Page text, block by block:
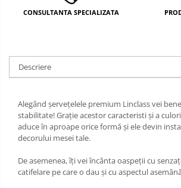
DECOR BABY SHOWER
CONSULTANTA SPECIALIZATA
Descriere
Alegând șervețelele premium Linclass vei
stabilitate! Grație acestor caracteristi și a
aduce în aproape orice formă și ele devin
decorului mesei tale.
De asemenea, îți vei încânta oaspeții cu
catifelare pe care o dau și cu aspectul